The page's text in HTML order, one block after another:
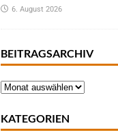
6. August 2026
BEITRAGSARCHIV
KATEGORIEN